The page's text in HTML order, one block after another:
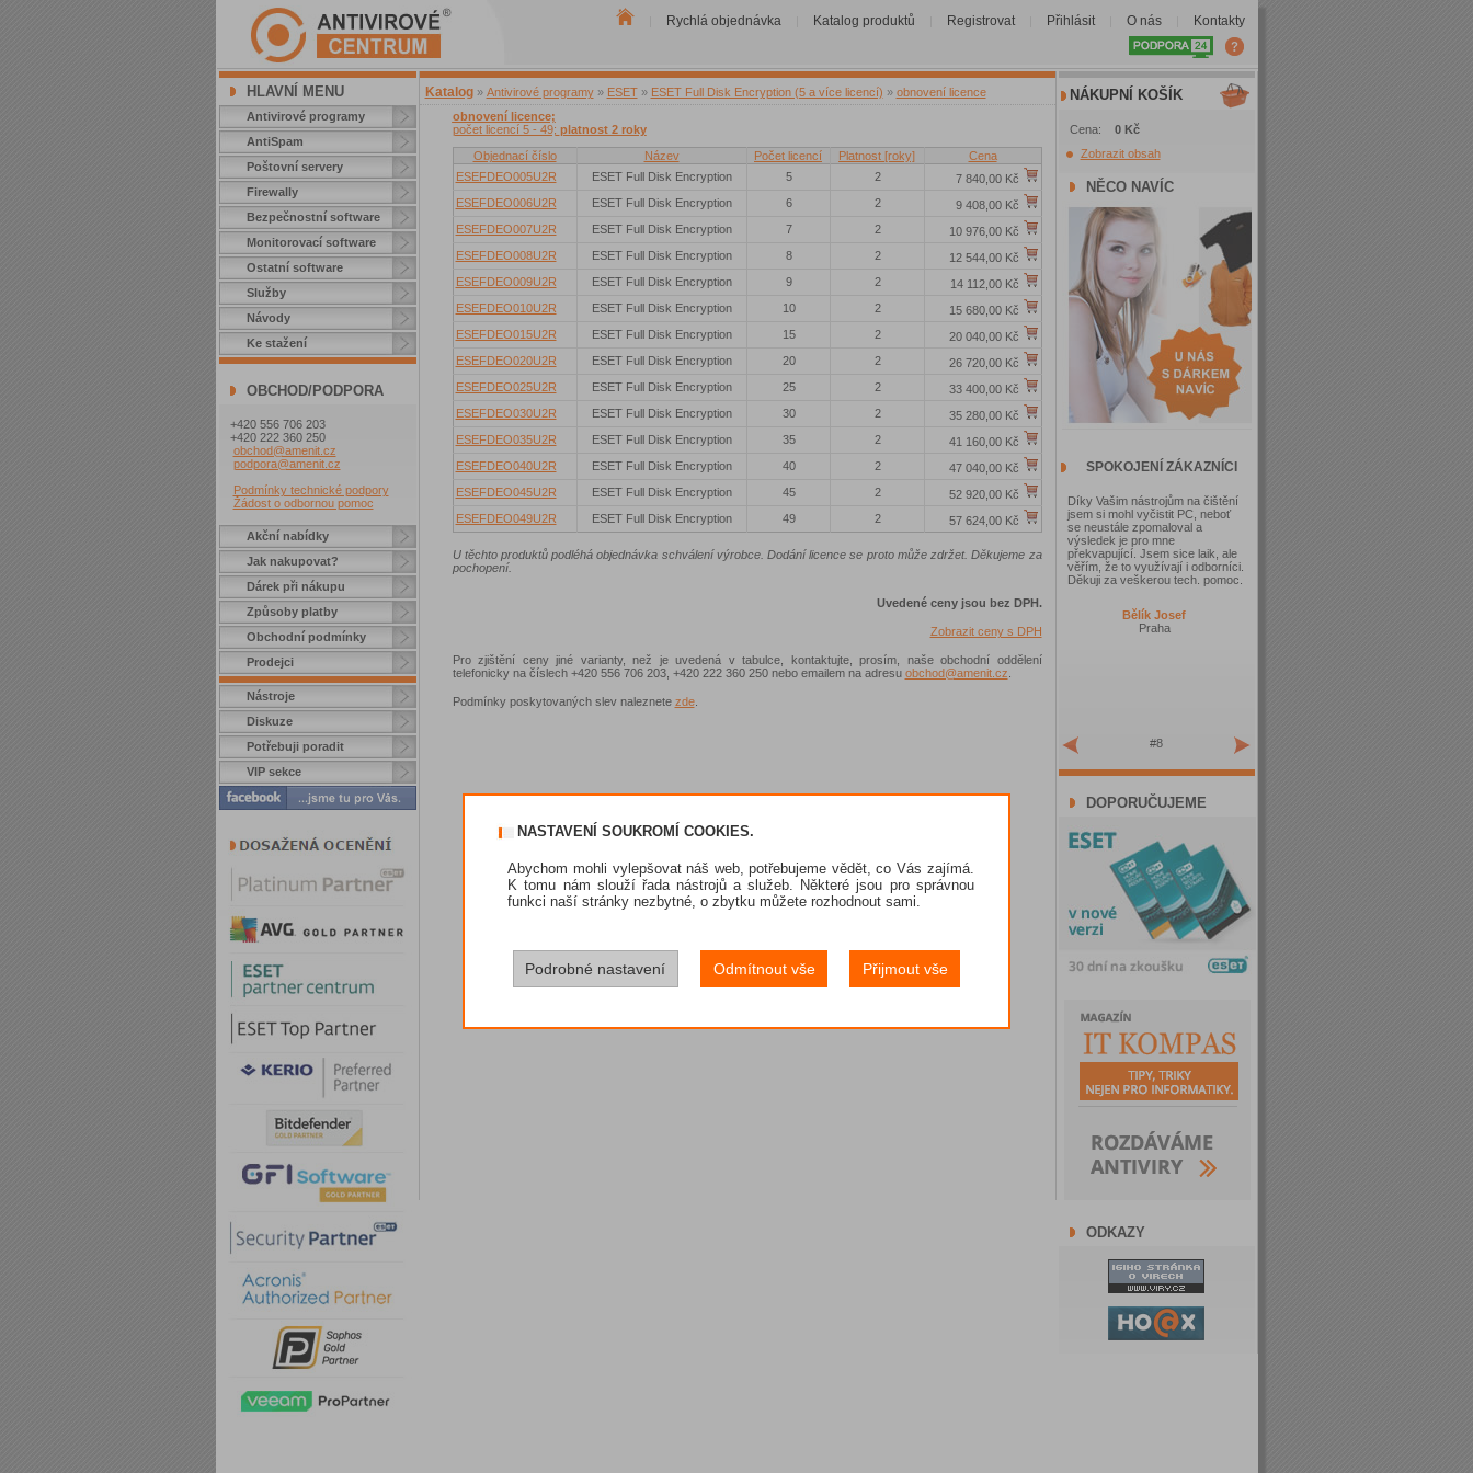
Rychlá objednávka Katalog produktů Registrovat Přihlásit O nás Kontakty
HLAVNÍ MENU
Antivirové programy
AntiSpam
Poštovní servery
Firewally
Bezpečnostní software
Monitorovací software
Ostatní software
Služby
Návody
Ke stažení
OBCHOD/PODPORA
+420 556 706 203
+420 222 360 250
obchod@amenit.cz
podpora@amenit.cz
Podmínky technické podpory
Žádost o odbornou pomoc
Akční nabídky
Jak nakupovat?
Dárek při nákupu
Způsoby platby
Obchodní podmínky
Prodejci
Nástroje
Diskuze
Potřebuji poradit
VIP sekce
Katalog » Antivirové programy » ESET » ESET Full Disk Encryption (5 a více licencí) » obnovení licence
obnovení licence;
počet licencí 5 - 49; platnost 2 roky
Objednací číslo
Název Počet licencí Platnost [roky]
Cena
ESEFDEO005U2R
ESET Full Disk Encryption 5 2
7 840,00 Kč
ESEFDEO006U2R
ESET Full Disk Encryption 6 2
9 408,00 Kč
ESEFDEO007U2R
ESET Full Disk Encryption 7 2
10 976,00 Kč
ESEFDEO008U2R
ESET Full Disk Encryption 8 2
12 544,00 Kč
ESEFDEO009U2R
ESET Full Disk Encryption 9 2
14 112,00 Kč
ESEFDEO010U2R
ESET Full Disk Encryption 10 2
15 680,00 Kč
ESEFDEO015U2R
ESET Full Disk Encryption 15 2
20 040,00 Kč
ESEFDEO020U2R
ESET Full Disk Encryption 20 2
26 720,00 Kč
ESEFDEO025U2R
ESET Full Disk Encryption 25 2
33 400,00 Kč
ESEFDEO030U2R
ESET Full Disk Encryption 30 2
35 280,00 Kč
ESEFDEO035U2R
ESET Full Disk Encryption 35 2
41 160,00 Kč
ESEFDEO040U2R
ESET Full Disk Encryption 40 2
47 040,00 Kč
ESEFDEO045U2R
ESET Full Disk Encryption 45 2
52 920,00 Kč
ESEFDEO049U2R
ESET Full Disk Encryption 49 2 57 624,00 Kč
U těchto produktů podléhá objednávka schválení výrobce. Dodání licence se proto může zdržet. Děkujeme za
pochopení.
Uvedené ceny jsou bez DPH.
Zobrazit ceny s DPH
Pro zjištění ceny jiné varianty, než je uvedená v tabulce, kontaktujte, prosím, naše obchodní oddělení
telefonicky na číslech +420 556 706 203, +420 222 360 250 nebo emailem na adresu obchod@amenit.cz
Podmínky poskytovaných slev naleznete zde.
NÁKUPNÍ KOŠÍK
Cena: 0 Kč
Zobrazit obsah
NĚCO NAVÍC
SPOKOJENÍ ZÁKAZNÍCI
Díky Vašim nástrojům na čištění
jsem si mohl vyčistit PC, neboť
se neustále zpomaloval a
výsledek je pro mne
překvapující. Jsem sice laik, ale
věřím, že to využívají i odborníci.
Děkuji za veškerou tech. pomoc.
Bělík Josef
Praha
#8
DOPORUČUJEME
ODKAZY
NASTAVENÍ SOUKROMÍ COOKIES.
Abychom mohli vylepšovat náš web, potřebujeme vědět, co Vás zajímá.
K tomu nám slouží řada nástrojů a služeb. Některé jsou pro správnou
funkci naší stránky nezbytné, o zbytku můžete rozhodnout sami.
Podrobné nastavení Odmítnout vše Přijmout vše